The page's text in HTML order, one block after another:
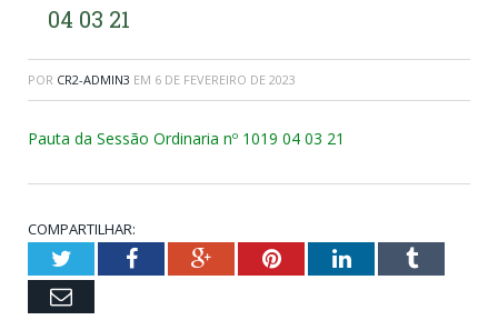
04 03 21
POR CR2-ADMIN3 EM 6 DE FEVEREIRO DE 2023
Pauta da Sessão Ordinaria nº 1019 04 03 21
COMPARTILHAR:
TwitterFacebookGoogle+PinterestLinkedInTumblr
Email